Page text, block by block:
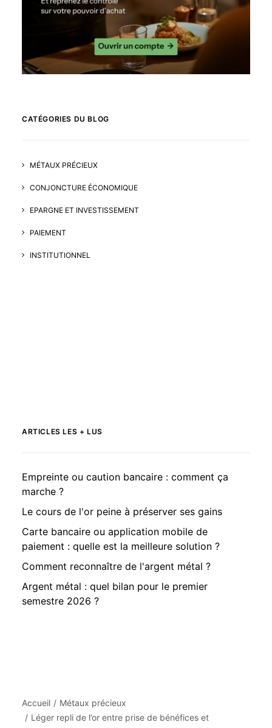
CATÉGORIES DU BLOG
MÉTAUX PRÉCIEUX
CONJONCTURE ÉCONOMIQUE
EPARGNE ET INVESTISSEMENT
PAIEMENT
INSTITUTIONNEL
ARTICLES LES + LUS
Empreinte ou caution bancaire : comment ça
marche ?
Le cours de l'or peine à préserver ses gains
Carte bancaire ou application mobile de
paiement : quelle est la meilleure solution ?
Comment reconnaître de l'argent métal ?
Argent métal : quel bilan pour le premier
semestre 2026 ?
Accueil
Métaux précieux
Léger repli de l’or entre prise de bénéfices et